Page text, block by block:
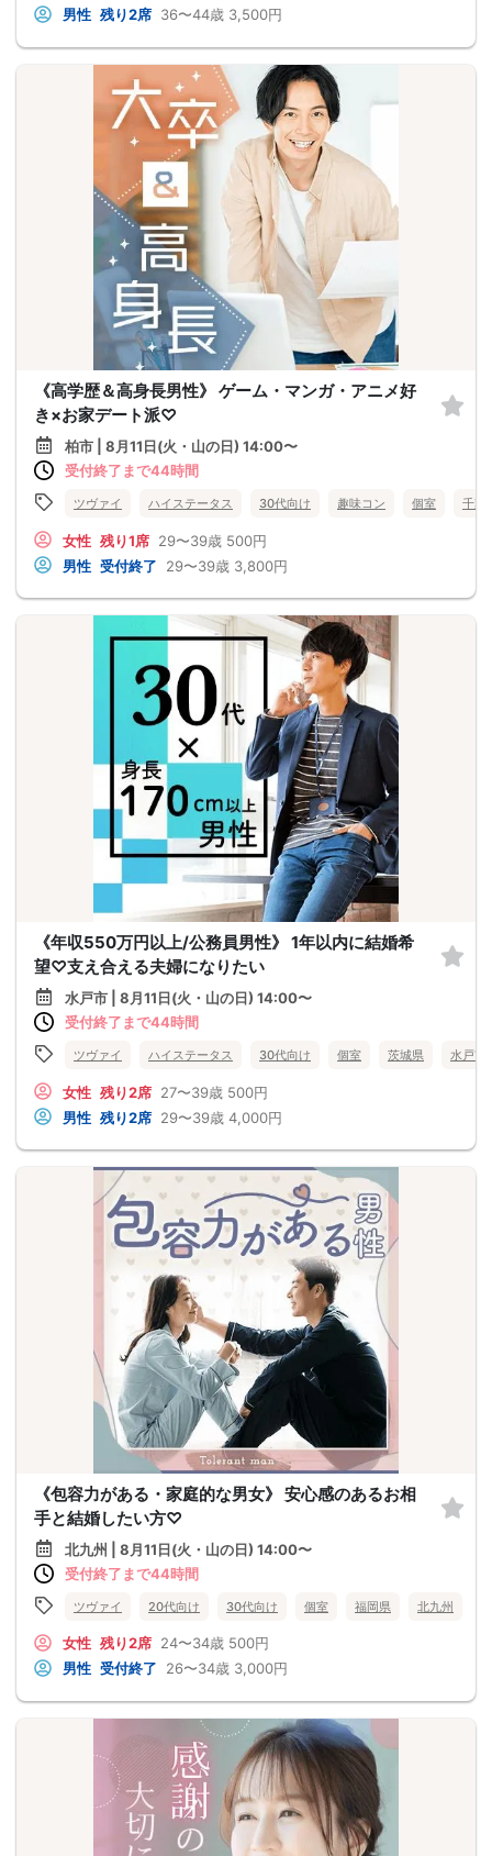
男性 残り2席 36〜44歳 3,500円
《高学歴＆高身長男性》 ゲーム・マンガ・アニメ好
き×お家デート派♡
柏市 | 8月11日(火・山の日) 14:00〜
受付終了まで44時間
ツヴァイ ハイステータス 30代向け 趣味コン 個室 千葉
女性 残り1席 29〜39歳 500円
男性 受付終了 29〜39歳 3,800円
《年収550万円以上/公務員男性》 1年以内に結婚希
望♡支え合える夫婦になりたい
水戸市 | 8月11日(火・山の日) 14:00〜
受付終了まで44時間
ツヴァイ ハイステータス 30代向け 個室 茨城県 水戸市
女性 残り2席 27〜39歳 500円
男性 残り2席 29〜39歳 4,000円
《包容力がある・家庭的な男女》 安心感のあるお相
手と結婚したい方♡
北九州 | 8月11日(火・山の日) 14:00〜
受付終了まで44時間
ツヴァイ 20代向け 30代向け 個室 福岡県 北九州
女性 残り2席 24〜34歳 500円
男性 受付終了 26〜34歳 3,000円